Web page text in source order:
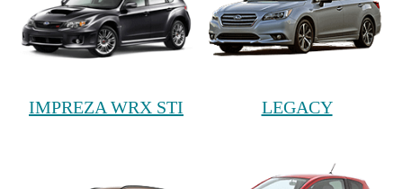
IMPREZA WRX STI LEGACY